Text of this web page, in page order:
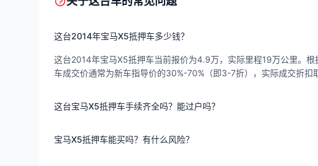
这台2014年宝马X5抵押车多少钱？
这台2014年宝马X5抵押车当前报价为4.9万，实际里程19万公里。
车成交价通常为新车指导价的30%-70%（即3-7折），实际成交折扣
这台宝马X5抵押车手续齐全吗？能过户吗？
宝马X5抵押车能买吗？有什么风险？